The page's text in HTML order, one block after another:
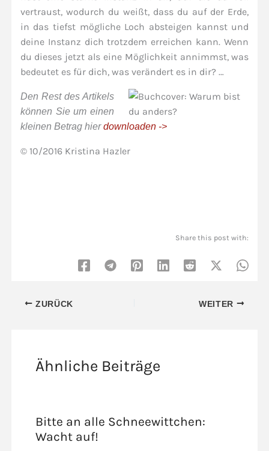
vertraust, wodurch du weißt, dass du auf der Erde,
in das tiefst mögliche Loch absteigen kannst und
deine Instanz dich trotzdem erreichen kann. Wenn
du dieses jetzt als eine Möglichkeit annimmst, was
bedeutet es für dich, was verändert es in dir? …
Den Rest des Artikels
können Sie um einen
kleinen Betraghierdownloaden ->
© 10/2016 Kristina Hazler
Share this post with:
ZURÜCK WEITER
Ähnliche Beiträge
Bitte an alle Schneewittchen:
Wacht auf!